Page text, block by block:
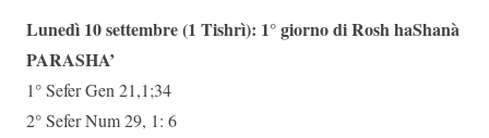
Lunedì 10 settembre (1 Tishrì): 1° giorno di Rosh haShanà
PARASHA’
1° Sefer Gen 21,1;34
2° Sefer Num 29, 1: 6